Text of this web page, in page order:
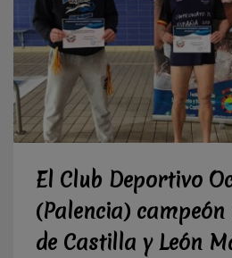
El Club Deportivo
(Palencia) campeón
de Castilla y León